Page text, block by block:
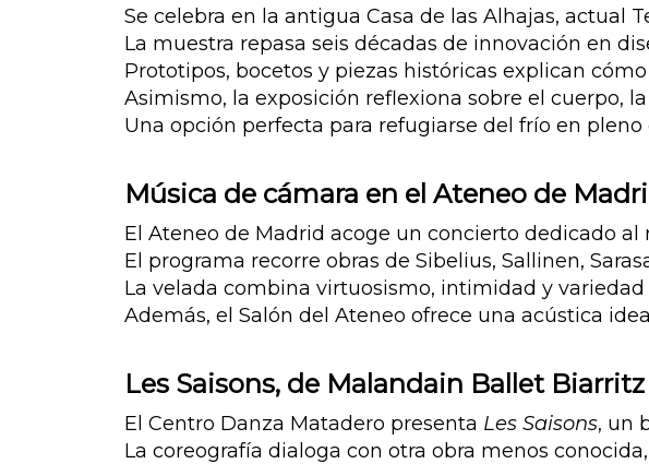
Se celebra en la antigua Casa de las Alhajas, actual
La muestra repasa seis décadas de innovación en
Prototipos, bocetos y piezas históricas explican
Asimismo, la exposición reflexiona sobre el cuerpo,
Una opción perfecta para refugiarse del frío en pleno
Música de cámara en el Ateneo de
El Ateneo de Madrid acoge un concierto dedicado al
El programa recorre obras de Sibelius, Sallinen,
La velada combina virtuosismo, intimidad y variedad
Además, el Salón del Ateneo ofrece una acústica
Les Saisons, de Malandain Ballet Biarritz
El Centro Danza Matadero presenta Les Saisons, un
La coreografía dialoga con otra obra menos